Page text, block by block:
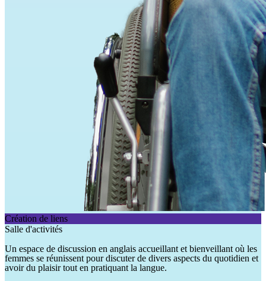
Création de liens
Salle d'activités
Un espace de discussion en anglais accueillant et bienveillant où les
femmes se réunissent pour discuter de divers aspects du quotidien et
avoir du plaisir tout en pratiquant la langue.